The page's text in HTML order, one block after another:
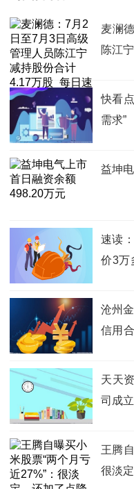
麦澜
陈江
快看
需求”
益坤
速读
价3万
就卖
至第
沧州
信用
天天
司成
王腾
很淡